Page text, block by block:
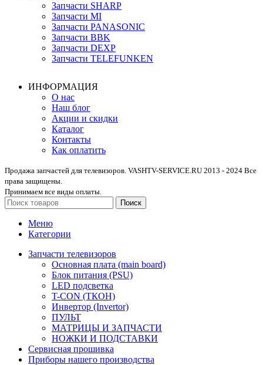
Запчасти SHARP
Запчасти MI
Запчасти PANASONIC
Запчасти BBK
Запчасти DEXP
Запчасти TELEFUNKEN
ИНФОРМАЦИЯ
О нас
Наш блог
Акции и скидки
Каталог
Контакты
Как оплатить
Продажа запчастей для телевизоров. VASHTV-SERVICE.RU 2013 - 2024 Все
права защищены.
Принимаем все виды оплаты.
Поиск
Меню
Категории
Запчасти телевизоров
Основная плата (main board)
Блок питания (PSU)
LED подсветка
T-CON (ТКОН)
Инвертор (Invertor)
ПУЛЬТ
МАТРИЦЫ И ЗАПЧАСТИ
НОЖКИ И ПОДСТАВКИ
Сервисная прошивка
Приборы нашего производства